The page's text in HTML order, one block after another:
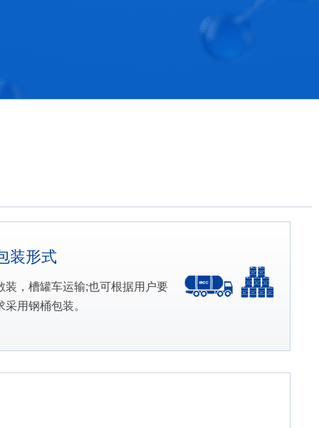
装形式
装，槽罐车运输;也可根据用户要
采用钢桶包装。